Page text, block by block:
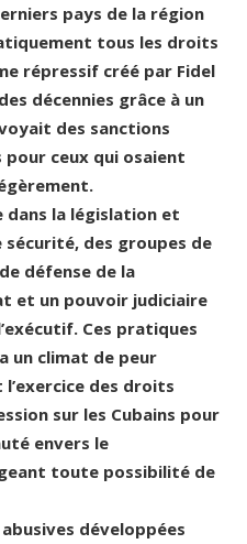
pays de la région
tous les droits
répressif créé par Fidel
décennies grâce à un
des sanctions
ceux qui osaient
dans la législation et
des groupes de
défense de la
et un pouvoir judiciaire
Ces pratiques
un climat de peur
des droits
sur les Cubains pour
envers le
toute possibilité de
développées